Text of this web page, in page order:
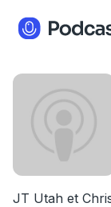
JT Utah et